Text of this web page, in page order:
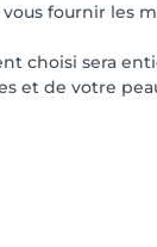
fournir les
choisi sera
et de votre